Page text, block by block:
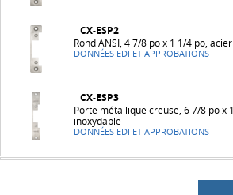
CX-ESP2
Rond ANSI, 4 7/8 po x 1 1/4 po,
DONNÉES EDI ET APPROBATIONS
CX-ESP3
Porte métallique creuse, 6 7/8 po x
inoxydable
DONNÉES EDI ET APPROBATIONS